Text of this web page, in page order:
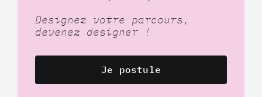
Designez votre parcours,
devenez designer !
Je postule